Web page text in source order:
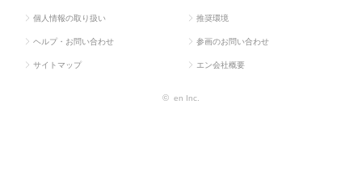
個人情報の取り扱い 推奨環境
ヘルプ・お問い合わせ 参画のお問い合わせ
サイトマップ エン会社概要
© en Inc.